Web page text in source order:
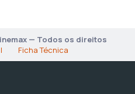
— Todos os direitos
| Ficha Técnica